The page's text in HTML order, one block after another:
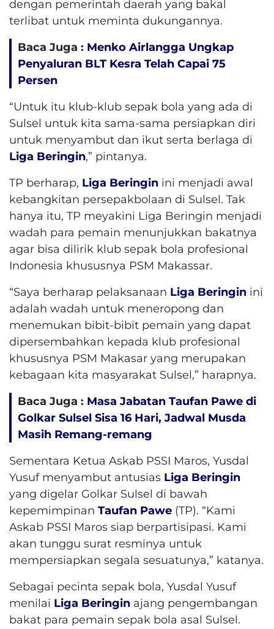
dengan pemerintah daerah yang bakal
terlibat untuk meminta dukungannya.
Baca Juga : Menko Airlangga Ungkap
Penyaluran BLT Kesra Telah Capai 75
Persen
“Untuk itu klub-klub sepak bola yang ada di
Sulsel untuk kita sama-sama persiapkan diri
untuk menyambut dan ikut serta berlaga di
Liga Beringin,” pintanya.
TP berharap, Liga Beringin ini menjadi awal
kebangkitan persepakbolaan di Sulsel. Tak
hanya itu, TP meyakini Liga Beringin menjadi
wadah para pemain menunjukkan bakatnya
agar bisa dilirik klub sepak bola profesional
Indonesia khususnya PSM Makassar.
“Saya berharap pelaksanaan Liga Beringin ini
adalah wadah untuk meneropong dan
menemukan bibit-bibit pemain yang dapat
dipersembahkan kepada klub profesional
khususnya PSM Makasar yang merupakan
kebagaan kita masyarakat Sulsel,” harapnya.
Baca Juga : Masa Jabatan Taufan Pawe di
Golkar Sulsel Sisa 16 Hari, Jadwal Musda
Masih Remang-remang
Sementara Ketua Askab PSSI Maros, Yusdal
Yusuf menyambut antusias Liga Beringin
yang digelar Golkar Sulsel di bawah
kepemimpinan Taufan Pawe (TP). “Kami
Askab PSSI Maros siap berpartisipasi. Kami
akan tunggu surat resminya untuk
mempersiapkan segala sesuatunya,” katanya.
Sebagai pecinta sepak bola, Yusdal Yusuf
menilai Liga Beringin ajang pengembangan
bakat para pemain sepak bola asal Sulsel.